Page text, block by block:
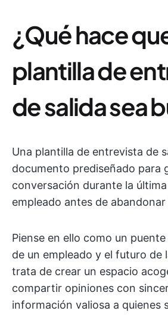
¿Qué hace
plantilla de
de salida sea
Una plantilla de entrevista de
documento prediseñado para
conversación durante la
empleado antes de abandonar
Piense en ello como un
de un empleado y el futuro de
trata de crear un espacio
compartir opiniones con
información valiosa a quienes